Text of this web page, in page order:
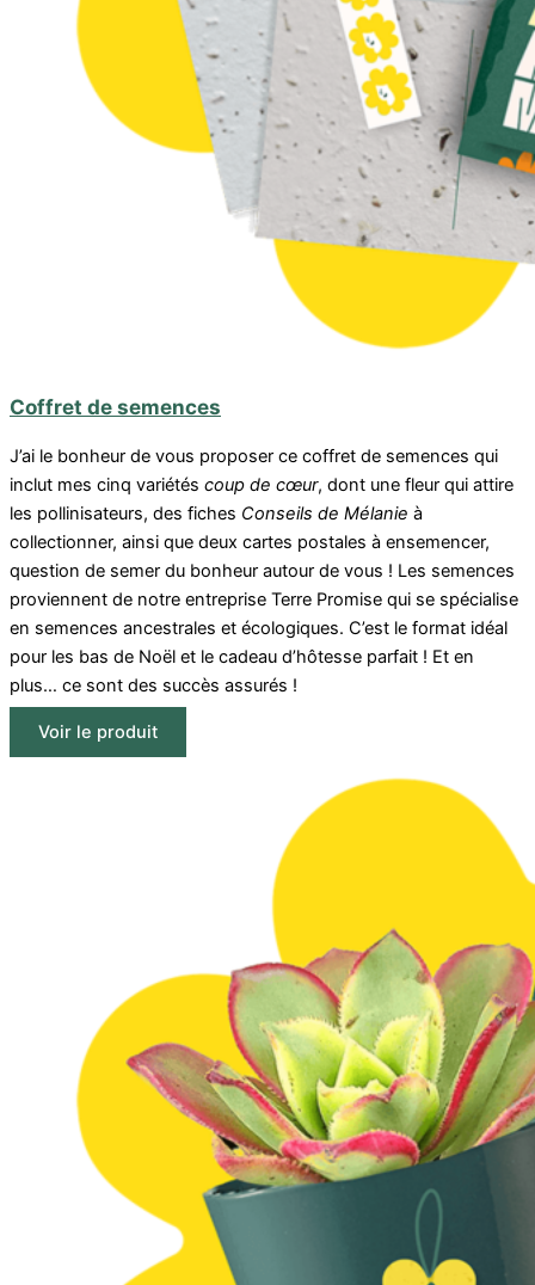
Coffret de semences
J’ai le bonheur de vous proposer ce coffret de semences qui
inclut mes cinq variétés coup de cœur, dont une fleur qui attire
les pollinisateurs, des fiches Conseils de Mélanie à
collectionner, ainsi que deux cartes postales à ensemencer,
question de semer du bonheur autour de vous ! Les semences
proviennent de notre entreprise Terre Promise qui se spécialise
en semences ancestrales et écologiques. C’est le format idéal
pour les bas de Noël et le cadeau d’hôtesse parfait ! Et en
plus… ce sont des succès assurés !
Voir le produit